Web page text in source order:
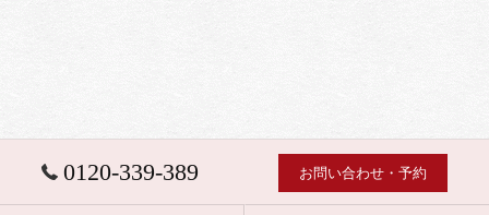
0120-339-389 お問い合わせ・予約